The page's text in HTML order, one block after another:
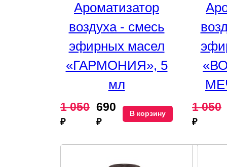
Ароматизатор
воздуха - смесь
эфирных масел
«ГАРМОНИЯ», 5
мл
1 050
₽
690
₽
В корзину 1 050
₽